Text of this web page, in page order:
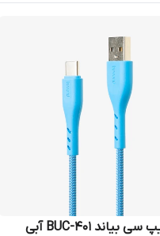
کابل تایپ سی بیاند BUC-401 آبی